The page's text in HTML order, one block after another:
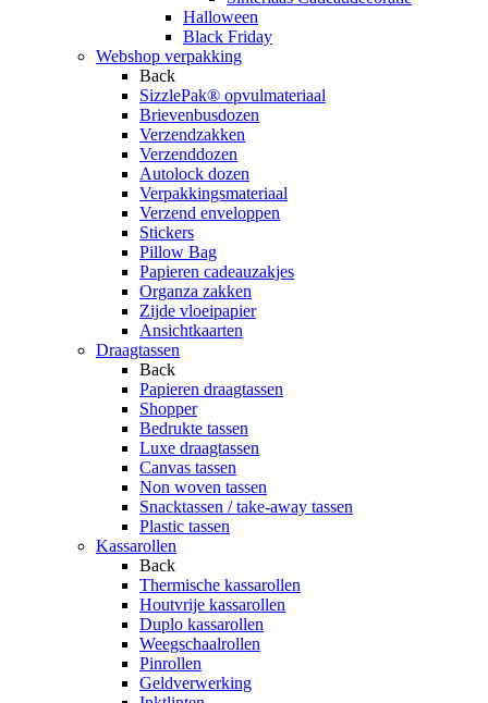
Halloween
Black Friday
Webshop verpakking
Back
SizzlePak® opvulmateriaal
Brievenbusdozen
Verzendzakken
Verzenddozen
Autolock dozen
Verpakkingsmateriaal
Verzend enveloppen
Stickers
Pillow Bag
Papieren cadeauzakjes
Organza zakken
Zijde vloeipapier
Ansichtkaarten
Draagtassen
Back
Papieren draagtassen
Shopper
Bedrukte tassen
Luxe draagtassen
Canvas tassen
Non woven tassen
Snacktassen / take-away tassen
Plastic tassen
Kassarollen
Back
Thermische kassarollen
Houtvrije kassarollen
Duplo kassarollen
Weegschaalrollen
Pinrollen
Geldverwerking